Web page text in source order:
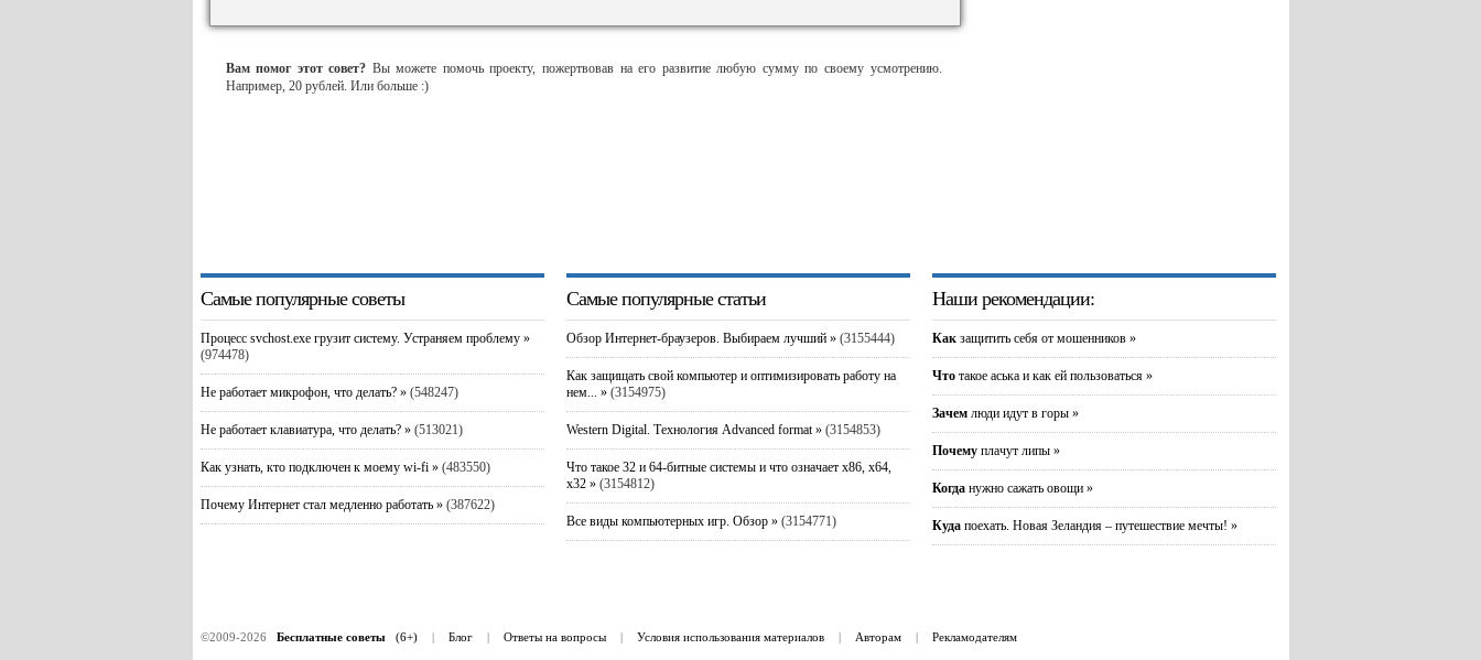
Вам помог этот совет? Вы можете помочь проекту, пожертвовав на его развитие любую сумму по своему усмотрению.
Например, 20 рублей. Или больше :)
Самые популярные советы
Процесс svchost.exe грузит систему. Устраняем проблему »
(974478)
Не работает микрофон, что делать? » (548247)
Не работает клавиатура, что делать? » (513021)
Как узнать, кто подключен к моему wi-fi » (483550)
Почему Интернет стал медленно работать » (387622)
Самые популярные статьи
Обзор Интернет-браузеров. Выбираем лучший » (3155444)
Как защищать свой компьютер и оптимизировать работу на
нем... » (3154975)
Western Digital. Технология Advanced format » (3154853)
Что такое 32 и 64-битные системы и что означает x86, x64,
x32 » (3154812)
Все виды компьютерных игр. Обзор » (3154771)
Наши рекомендации:
Как защитить себя от мошенников »
Что такое аська и как ей пользоваться »
Зачем люди идут в горы »
Почему плачут липы »
Когда нужно сажать овощи »
Куда поехать. Новая Зеландия – путешествие мечты! »
©2009-2026 Бесплатные советы (6+) | Блог | Ответы на вопросы | Условия использования материалов | Авторам | Рекламодателям